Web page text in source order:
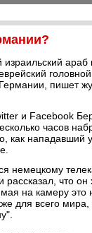
пишет
и Facebook
часов
как нападавший
немецкому
что
на камеру это
для всего